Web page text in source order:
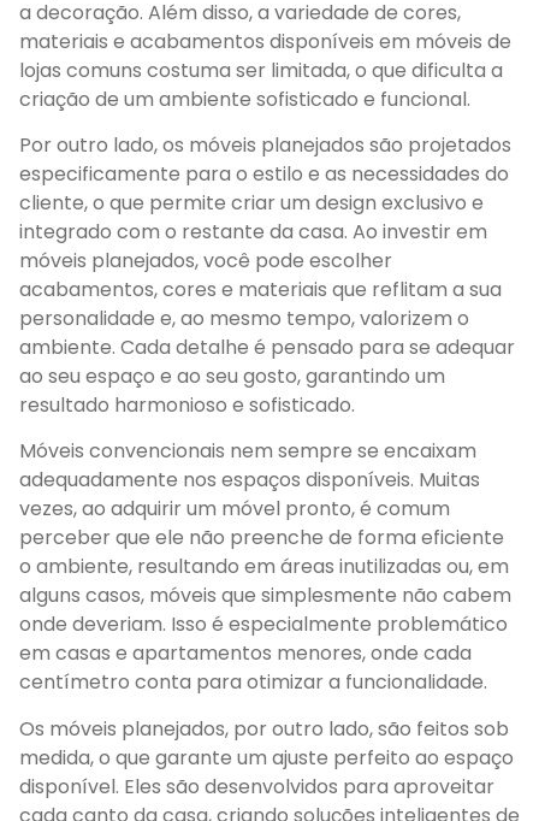
a decoração. Além disso, a variedade de cores,
materiais e acabamentos disponíveis em móveis de
lojas comuns costuma ser limitada, o que dificulta a
criação de um ambiente sofisticado e funcional.
Por outro lado, os móveis planejados são projetados
especificamente para o estilo e as necessidades do
cliente, o que permite criar um design exclusivo e
integrado com o restante da casa. Ao investir em
móveis planejados, você pode escolher
acabamentos, cores e materiais que reflitam a sua
personalidade e, ao mesmo tempo, valorizem o
ambiente. Cada detalhe é pensado para se adequar
ao seu espaço e ao seu gosto, garantindo um
resultado harmonioso e sofisticado.
Móveis convencionais nem sempre se encaixam
adequadamente nos espaços disponíveis. Muitas
vezes, ao adquirir um móvel pronto, é comum
perceber que ele não preenche de forma eficiente
o ambiente, resultando em áreas inutilizadas ou, em
alguns casos, móveis que simplesmente não cabem
onde deveriam. Isso é especialmente problemático
em casas e apartamentos menores, onde cada
centímetro conta para otimizar a funcionalidade.
Os móveis planejados, por outro lado, são feitos sob
medida, o que garante um ajuste perfeito ao espaço
disponível. Eles são desenvolvidos para aproveitar
cada canto da casa, criando soluções inteligentes de